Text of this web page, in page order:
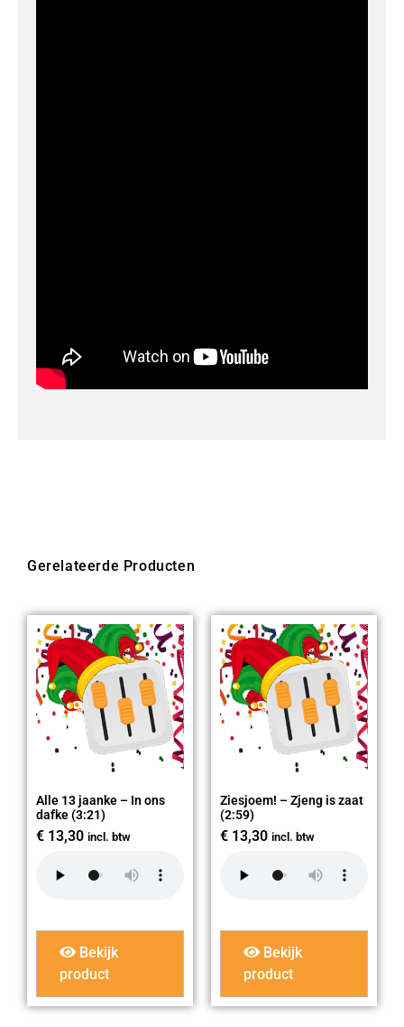
Gerelateerde Producten
Alle 13 jaanke – In ons
dafke (3:21)
€ 13,30 incl. btw
Bekijk
product
Ziesjoem! – Zjeng is zaat
(2:59)
€ 13,30 incl. btw
Bekijk
product